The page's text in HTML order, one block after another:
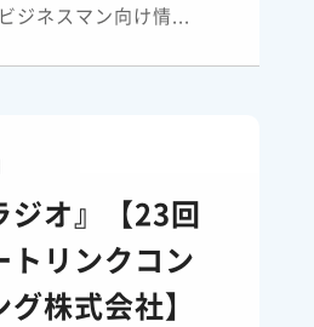
ジネスマン向け情...
ジオ』【23回
トリンクコン
株式会社】